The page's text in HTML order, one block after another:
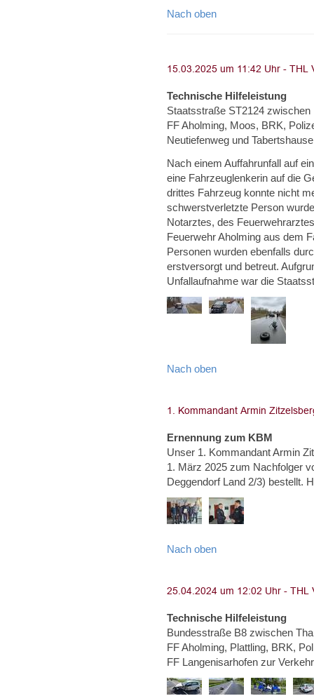
Nach oben
Technische Hilfeleistung
Staatsstraße ST2124
FF Aholming, Moos, BRK,
Neutiefenweg und
Nach einem Auffahrunfall auf
eine Fahrzeuglenkerin auf die
drittes Fahrzeug konnte nicht
schwerstverletzte Person
Notarztes, des
Feuerwehr Aholming aus dem
Personen wurden ebenfalls
erstversorgt und betreut.
Unfallaufnahme war die
Nach oben
Ernennung zum KBM
Unser 1. Kommandant Armin
1. März 2025 zum Nachfolger
Deggendorf Land 2/3) bestellt.
Nach oben
Technische Hilfeleistung
Bundesstraße B8 zwischen
FF Aholming, Plattling, BRK,
FF Langenisarhofen zur